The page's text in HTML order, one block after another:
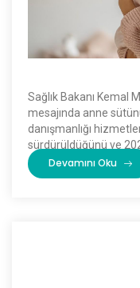
Sağlık Bakanı Kemal
mesajında anne
danışmanlığı
sürdürüldüğünü ve
verildiğini açıkladı. […]
Devamını Oku